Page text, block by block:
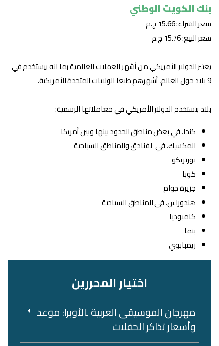
بنك الكويت الوطني
سعر الشراء: 15.66 ج.م
سعر البيع: 15.76 ج.م
يعتبر الدولار الأمريكي من أشهر العملات العالمية بما انه بيستخدم في
9 بلاد حول العالم، أشهرهم طبعا الولايات المتحدة الأمريكية.
بلاد بتستخدم الدولار الأمريكي في معاملاتها الرسمية:
كندا، في بعض مناطق الحدود بينها وبين أمريكا
المكسيك، في الفنادق والمناطق السياحية
بورتريكو
كوبا
جزيرة جوام
هندوراس، في المناطق السياحية
كامبوديا
بنما
زيمبابوي
اختيار المحررين
مهرجان الموسيقى العربية بالأوبرا: موعد
وأسعار تذاكر الحفلات